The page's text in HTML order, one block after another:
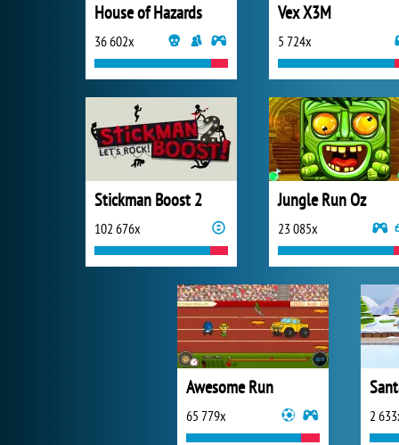
House of Hazards
36 602x
Vex X3M
5 724x
Stickman Boost 2
102 676x
Jungle Run Oz
23 085x
Awesome Run
65 779x 2